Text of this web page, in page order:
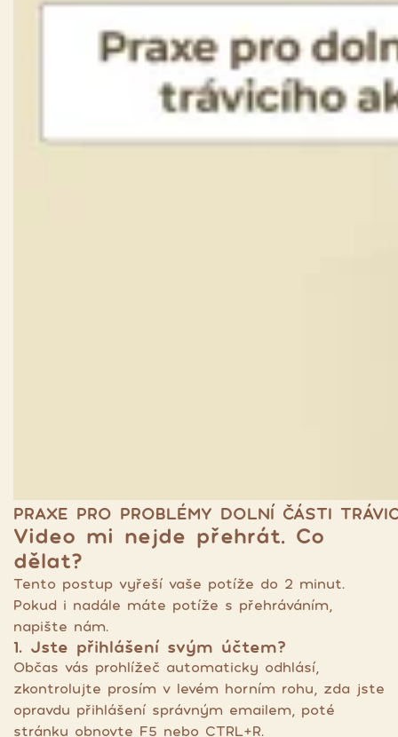
PRAXE PRO PROBLÉMY DOLNÍ ČÁSTI
Video mi nejde přehrát. Co
dělat?
Tento postup vyřeší vaše potíže do 2 minut.
Pokud i nadále máte potíže s přehráváním,
napište nám.
1. Jste přihlášení svým účtem?
Občas vás prohlížeč automaticky odhlásí,
zkontrolujte prosím v levém horním rohu, zda jste
opravdu přihlášení správným emailem, poté
stránku obnovte F5 nebo CTRL+R.